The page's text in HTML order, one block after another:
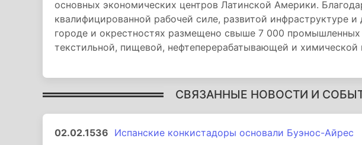
основных экономических центров Латинской Америки.
квалифицированной рабочей силе, развитой инфраструктуре
городе и окрестностях размещено свыше 7 000
текстильной, пищевой, нефтеперерабатывающей и
СВЯЗАННЫЕ НОВОСТИ И
02.02.1536 Испанские конкистадоры основали Буэнос-Айрес